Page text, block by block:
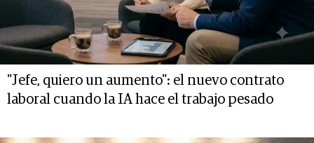
"Jefe, quiero un aumento": el nuevo contrato
laboral cuando la IA hace el trabajo pesado